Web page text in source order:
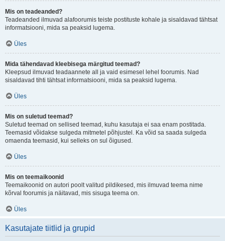
Mis on teadeanded?
Teadeanded ilmuvad alafoorumis teiste postituste kohale ja sisaldavad tähtsat
informatsiooni, mida sa peaksid lugema.
Üles
Mida tähendavad kleebisega märgitud teemad?
Kleepsud ilmuvad teadaannete all ja vaid esimesel lehel foorumis. Nad
sisaldavad tihti tähtsat informatsiooni, mida sa peaksid lugema.
Üles
Mis on suletud teemad?
Suletud teemad on sellised teemad, kuhu kasutaja ei saa enam postitada.
Teemasid võidakse sulgeda mitmetel põhjustel. Ka võid sa saada sulgeda
omaenda teemasid, kui selleks on sul õigused.
Üles
Mis on teemaikoonid
Teemaikoonid on autori poolt valitud pildikesed, mis ilmuvad teema nime
kõrval foorumis ja näitavad, mis sisuga teema on.
Üles
Kasutajate tiitlid ja grupid